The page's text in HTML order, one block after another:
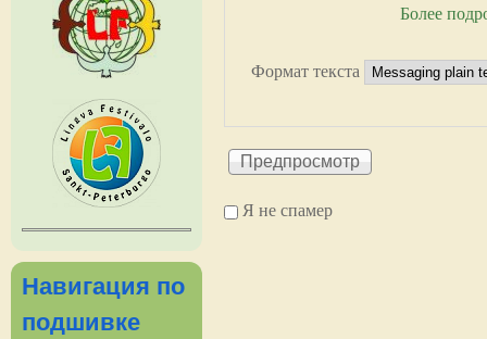
Более
Формат текста
Я не спамер
Навигация по
подшивке